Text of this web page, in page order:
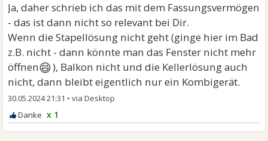
Ja, daher schrieb ich das mit dem Fassungsvermögen
- das ist dann nicht so relevant bei Dir.
Wenn die Stapellösung nicht geht (ginge hier im Bad
z.B. nicht - dann könnte man das Fenster nicht mehr
öffnen😄), Balkon nicht und die Kellerlösung auch
nicht, dann bleibt eigentlich nur ein Kombigerät.
30.05.2024 21:31 •
x 1